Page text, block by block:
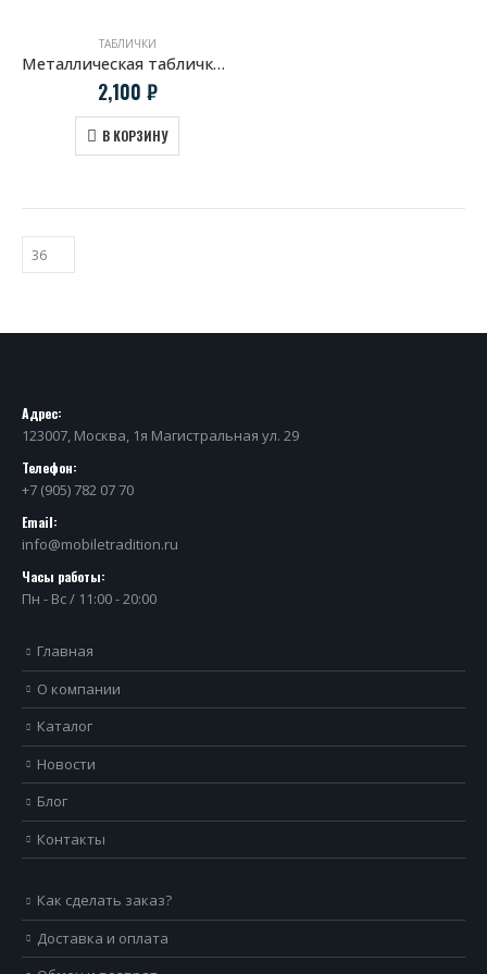
ТАБЛИЧКИ
Металлическая табличка VW Motorsport
2,100 ₽
В КОРЗИНУ
Адрес:
123007, Москва, 1я Магистральная ул. 29
Телефон:
+7 (905) 782 07 70
Email:
info@mobiletradition.ru
Часы работы:
Пн - Вс / 11:00 - 20:00
Главная
О компании
Каталог
Новости
Блог
Контакты
Как сделать заказ?
Доставка и оплата